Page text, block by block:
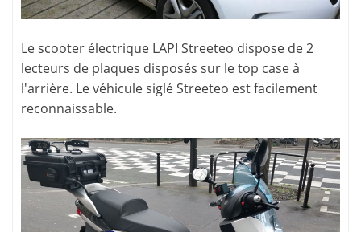
Le scooter électrique LAPI Streeteo dispose de 2
lecteurs de plaques disposés sur le top case à
l'arrière. Le véhicule siglé Streeteo est facilement
reconnaissable.